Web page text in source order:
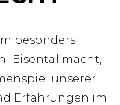
besonders
Eisental macht,
unserer
Erfahrungen im